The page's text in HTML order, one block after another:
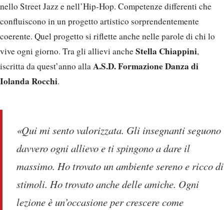
nello Street Jazz e nell’Hip-Hop. Competenze differenti che
confluiscono in un progetto artistico sorprendentemente
coerente. Quel progetto si riflette anche nelle parole di chi lo
vive ogni giorno. Tra gli allievi ancheStella Chiappini,
iscritta da quest’anno allaA.S.D. Formazione Danza di
Iolanda Rocchi.
«Qui mi sento valorizzata. Gli insegnanti seguono
davvero ogni allievo e ti spingono a dare il
massimo. Ho trovato un ambiente sereno e ricco di
stimoli. Ho trovato anche delle amiche. Ogni
lezione è un’occasione per crescere come